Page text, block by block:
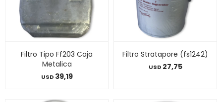
Filtro Tipo Ff203 Caja
Metalica
USD 39,19
Filtro Stratapore (fs1242)
USD 27,75